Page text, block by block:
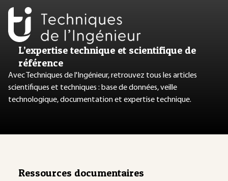
L’expertise technique et scientifique de
référence
Avec Techniques de l'Ingénieur, retrouvez tous les articles
scientifiques et techniques : base de données, veille
technologique, documentation et expertise technique.
Ressources documentaires